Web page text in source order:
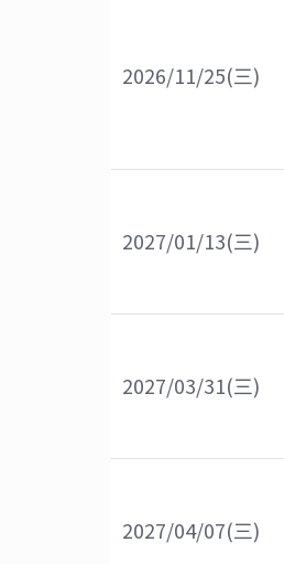
2026/11/25(三)
2027/01/13(三)
2027/03/31(三)
2027/04/07(三)